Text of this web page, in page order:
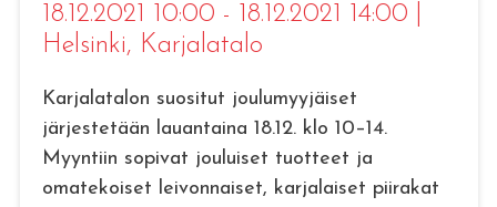
18.12.2021 10:00 - 18.12.2021 14:00
Helsinki, Karjalatalo
Karjalatalon suositut joulumyyjäiset
järjestetään lauantaina 18.12. klo 10–14.
Myyntiin sopivat jouluiset tuotteet ja
omatekoiset leivonnaiset, karjalaiset piirakat